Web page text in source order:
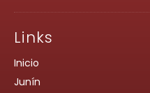
Links
Inicio
Junín